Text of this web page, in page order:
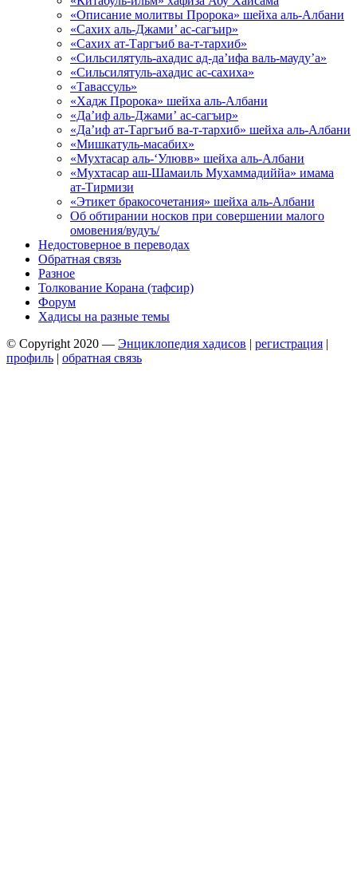
«Описание молитвы Пророка» шейха аль-Албани
«Сахих аль-Джами’ ас-сагъир»
«Сахих ат-Таргъиб ва-т-тархиб»
«Сильсилятуль-ахадис ад-да’ифа валь-мауду’а»
«Сильсилятуль-ахадис ас-сахиха»
«Тавассуль»
«Хадж Пророка» шейха аль-Албани
«Да’иф аль-Джами’ ас-сагъир»
«Да’иф ат-Таргъиб ва-т-тархиб» шейха аль-Албани
«Мишкатуль-масабих»
«Мухтасар аль-‘Улювв» шейха аль-Албани
«Мухтасар аш-Шамаиль Мухаммадиййа» имама
ат-Тирмизи
«Этикет бракосочетания» шейха аль-Албани
Об обтирании носков при совершении малого
омовения/вудуъ/
Недостоверное в переводах
Обратная связь
Разное
Толкование Корана (тафсир)
Форум
Хадисы на разные темы
© Copyright 2020 — Энциклопедия хадисов | регистрация |
профиль | обратная связь